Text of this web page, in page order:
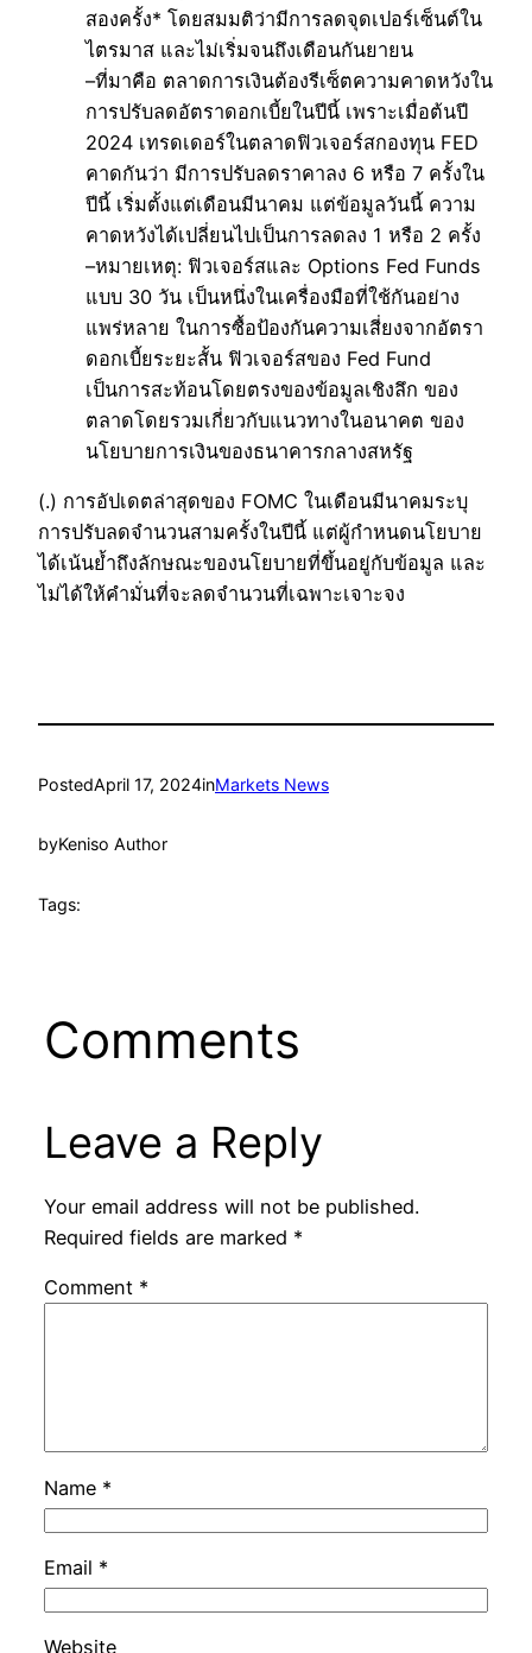
สองครั้ง* โดยสมมติว่ามีการลดจุดเปอร์เซ็นต์ใน
ไตรมาส และไม่เริ่มจนถึงเดือนกันยายน
–ที่มาคือ ตลาดการเงินต้องรีเซ็ตความคาดหวังใน
การปรับลดอัตราดอกเบี้ยในปีนี้ เพราะเมื่อต้นปี
2024 เทรดเดอร์ในตลาดฟิวเจอร์สกองทุน FED
คาดกันว่า มีการปรับลดราคาลง 6 หรือ 7 ครั้งใน
ปีนี้ เริ่มตั้งแต่เดือนมีนาคม แต่ข้อมูลวันนี้ ความ
คาดหวังได้เปลี่ยนไปเป็นการลดลง 1 หรือ 2 ครั้ง
–หมายเหตุ: ฟิวเจอร์สและ Options Fed Funds
แบบ 30 วัน เป็นหนึ่งในเครื่องมือที่ใช้กันอย่าง
แพร่หลาย ในการซื้อป้องกันความเสี่ยงจากอัตรา
ดอกเบี้ยระยะสั้น ฟิวเจอร์สของ Fed Fund
เป็นการสะท้อนโดยตรงของข้อมูลเชิงลึก ของ
ตลาดโดยรวมเกี่ยวกับแนวทางในอนาคต ของ
นโยบายการเงินของธนาคารกลางสหรัฐ
(.) การอัปเดตล่าสุดของ FOMC ในเดือนมีนาคมระบุ
การปรับลดจำนวนสามครั้งในปีนี้ แต่ผู้กำหนดนโยบาย
ได้เน้นย้ำถึงลักษณะของนโยบายที่ขึ้นอยู่กับข้อมูล และ
ไม่ได้ให้คำมั่นที่จะลดจำนวนที่เฉพาะเจาะจง
PostedApril 17, 2024inMarkets News
byKeniso Author
Tags:
Comments
Leave a Reply
Your email address will not be published.
Required fields are marked *
Comment *
Name *
Email *
Website